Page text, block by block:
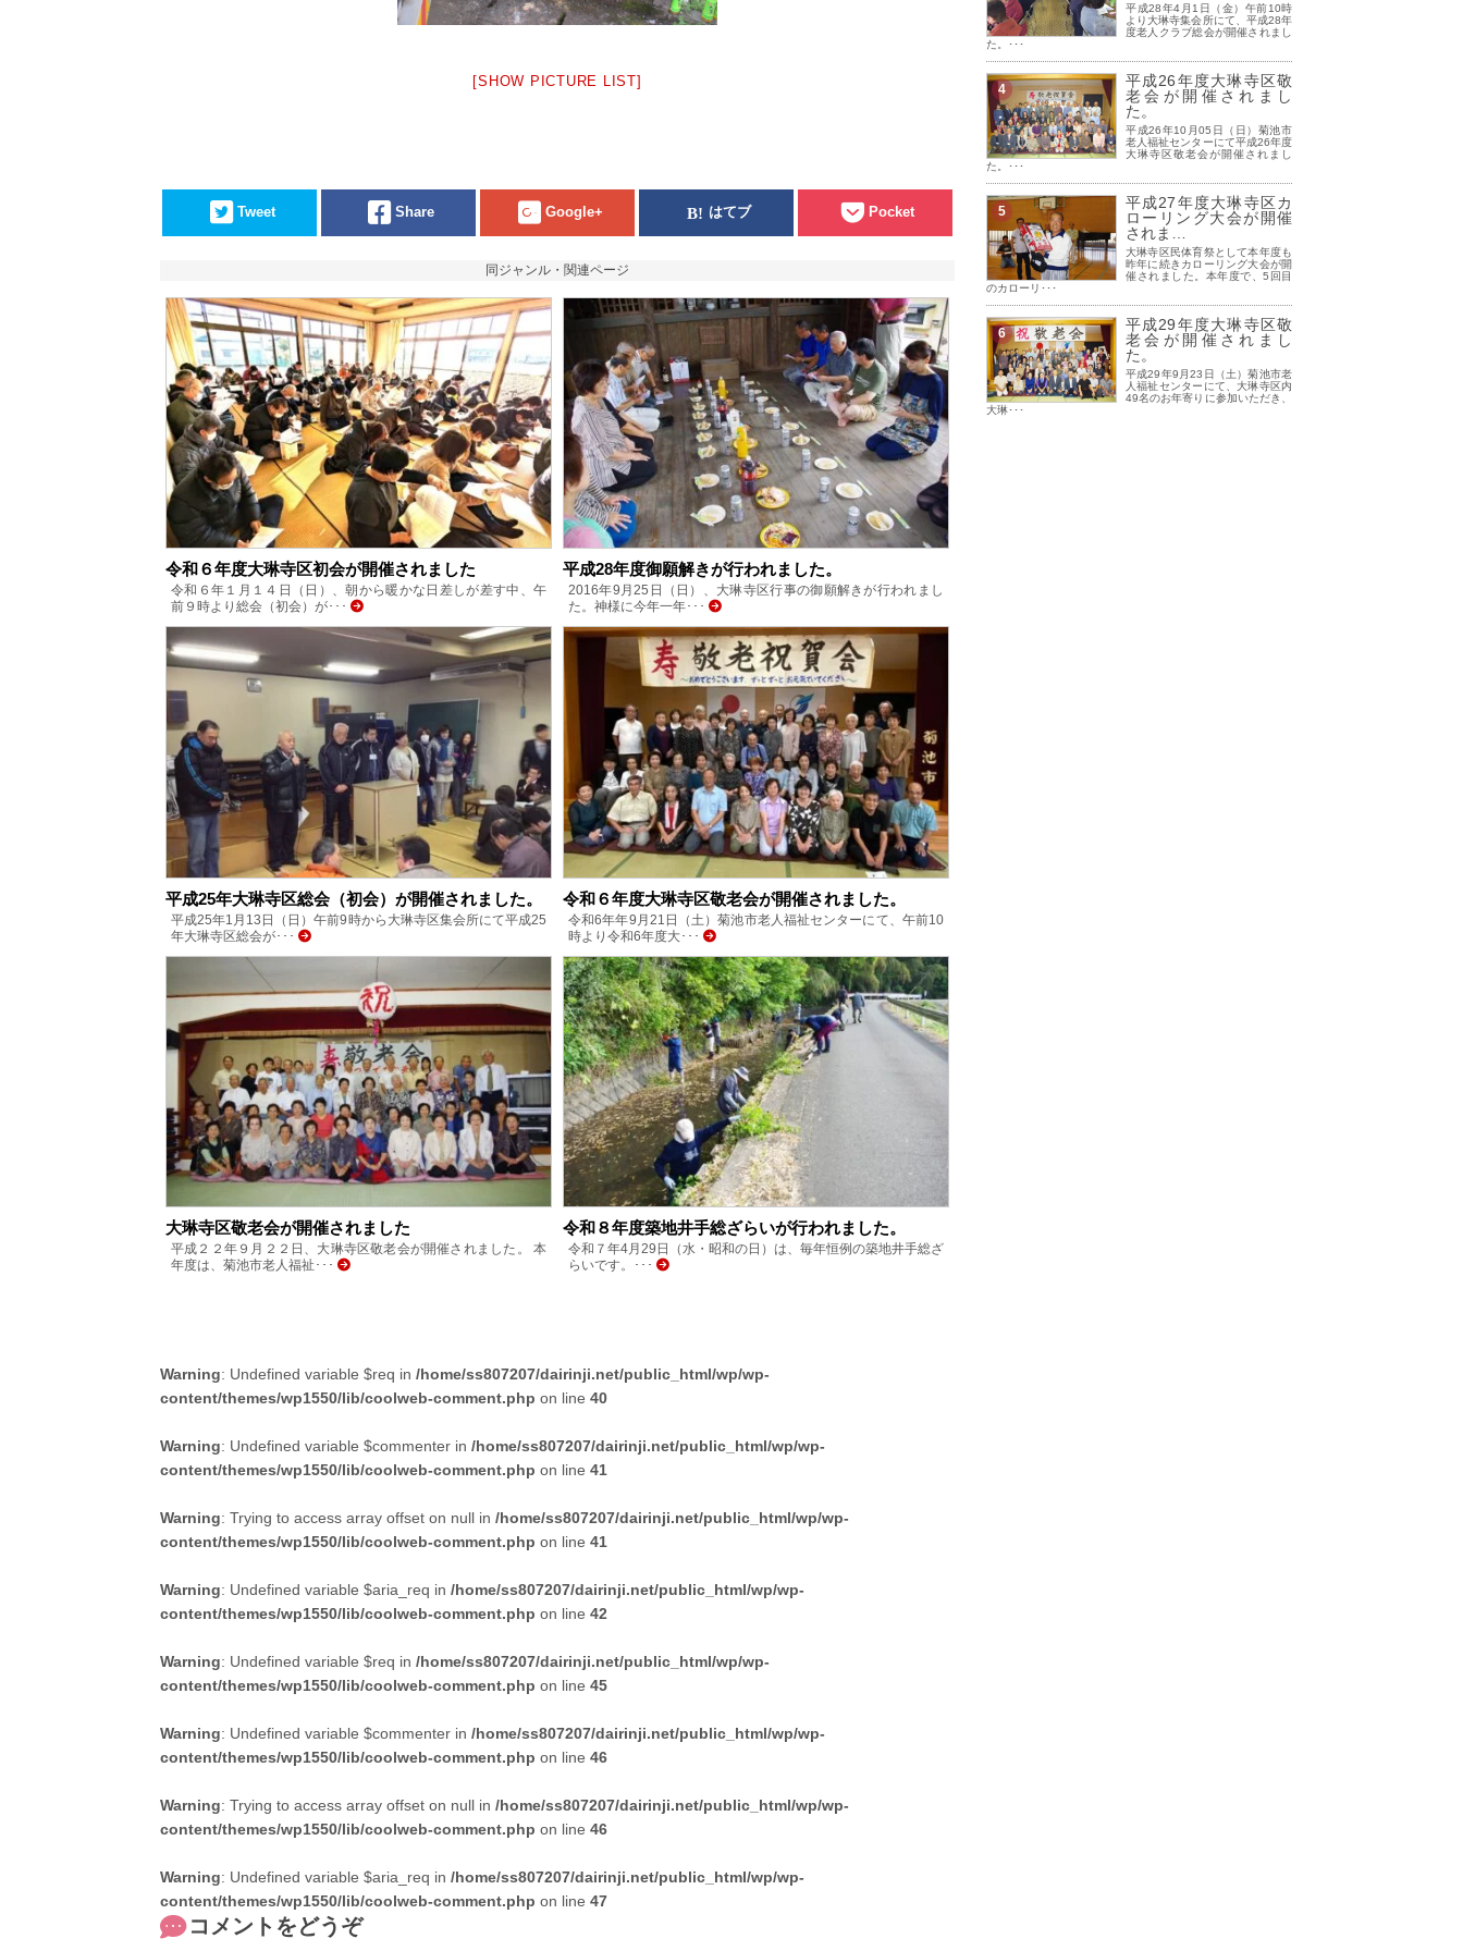
[SHOW PICTURE LIST]
Tweet Share Google+ はてブ Pocket
同ジャンル・関連ページ
令和６年度大琳寺区初会が開催されました
令和６年１月１４日（日）、朝から暖かな日差しが差す中、午
前９時より総会（初会）が･･･
平成28年度御願解きが行われました。
2016年9月25日（日）、大琳寺区行事の御願解きが行われまし
た。神様に今年一年･･･
平成25年大琳寺区総会（初会）が開催されました。
平成25年1月13日（日）午前9時から大琳寺区集会所にて平成25
年大琳寺区総会が･･･
令和６年度大琳寺区敬老会が開催されました。
令和6年年9月21日（土）菊池市老人福祉センターにて、午前10
時より令和6年度大･･･
大琳寺区敬老会が開催されました
平成２２年９月２２日、大琳寺区敬老会が開催されました。 本
年度は、菊池市老人福祉･･･
令和８年度築地井手総ざらいが行われました。
令和７年4月29日（水・昭和の日）は、毎年恒例の築地井手総ざ
らいです。･･･
Warning: Undefined variable $req in /home/ss807207/dairinji.net/public_html/wp/wp-
content/themes/wp1550/lib/coolweb-comment.php on line 40
Warning: Undefined variable $commenter in /home/ss807207/dairinji.net/public_html/wp/wp-
content/themes/wp1550/lib/coolweb-comment.php on line 41
Warning: Trying to access array offset on null in /home/ss807207/dairinji.net/public_html/wp/wp-
content/themes/wp1550/lib/coolweb-comment.php on line 41
Warning: Undefined variable $aria_req in /home/ss807207/dairinji.net/public_html/wp/wp-
content/themes/wp1550/lib/coolweb-comment.php on line 42
Warning: Undefined variable $req in /home/ss807207/dairinji.net/public_html/wp/wp-
content/themes/wp1550/lib/coolweb-comment.php on line 45
Warning: Undefined variable $commenter in /home/ss807207/dairinji.net/public_html/wp/wp-
content/themes/wp1550/lib/coolweb-comment.php on line 46
Warning: Trying to access array offset on null in /home/ss807207/dairinji.net/public_html/wp/wp-
content/themes/wp1550/lib/coolweb-comment.php on line 46
Warning: Undefined variable $aria_req in /home/ss807207/dairinji.net/public_html/wp/wp-
content/themes/wp1550/lib/coolweb-comment.php on line 47
コメントをどうぞ
平成28年4月1日（金）午前10時
より大琳寺集会所にて、平成28年
度老人クラブ総会が開催されまし
た。･･･
4
平成26年度大琳寺区敬
老会が開催されまし
た。
平成26年10月05日（日）菊池市
老人福祉センターにて平成26年度
大琳寺区敬老会が開催されまし
た。･･･
5
平成27年度大琳寺区カ
ローリング大会が開催
されま…
大琳寺区民体育祭として本年度も
昨年に続きカローリング大会が開
催されました。本年度で、5回目
のカローリ･･･
6
平成29年度大琳寺区敬
老会が開催されまし
た。
平成29年9月23日（土）菊池市老
人福祉センターにて、大琳寺区内
49名のお年寄りに参加いただき、
大琳･･･